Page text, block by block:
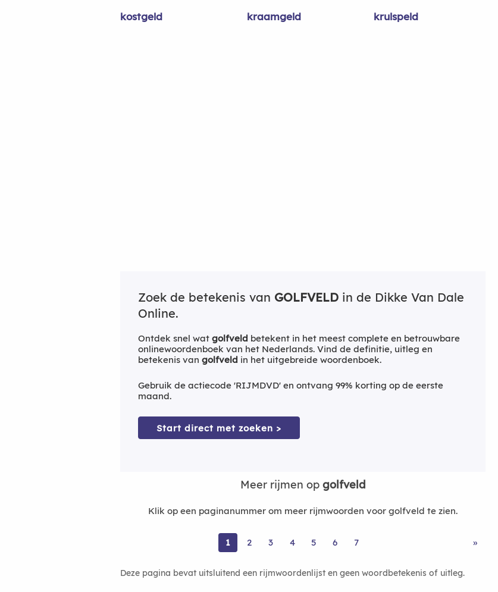
kostgeld
kraamgeld krulspeld
Zoek de betekenis van GOLFVELD in de Dikke Van Dale
Online.
Ontdek snel wat golfveld betekent in het meest complete en betrouwbare
onlinewoordenboek van het Nederlands. Vind de definitie, uitleg en
betekenis van golfveld in het uitgebreide woordenboek.
Gebruik de actiecode 'RIJMDVD' en ontvang 99% korting op de eerste
maand.
Start direct met zoeken >
Meer rijmen opgolfveld
Klik op een paginanummer om meer rijmwoorden voor golfveld te zien.
1 2 3 4 5 6 7 »
Deze pagina bevat uitsluitend een rijmwoordenlijst en geen woordbetekenis of uitleg.